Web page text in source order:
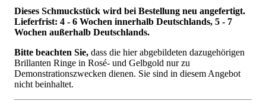
Dieses Schmuckstück wird bei Bestellung neu angefertigt.
Lieferfrist: 4 - 6 Wochen innerhalb Deutschlands, 5 - 7
Wochen außerhalb Deutschlands.
Bitte beachten Sie, dass die hier abgebildeten dazugehörigen
Brillanten Ringe in Rosé- und Gelbgold nur zu
Demonstrationszwecken dienen. Sie sind in diesem Angebot
nicht beinhaltet.